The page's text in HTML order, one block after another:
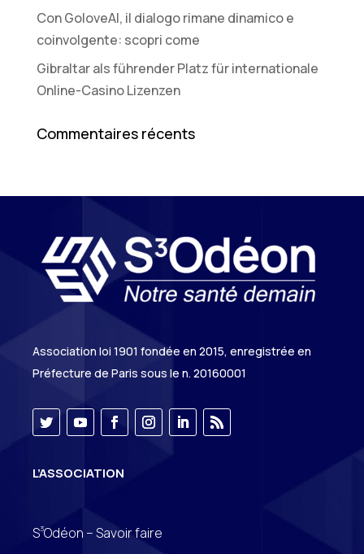
Con GoloveAI, il dialogo rimane dinamico e
coinvolgente: scopri come
Gibraltar als führender Platz für internationale
Online-Casino Lizenzen
Commentaires récents
Association loi 1901 fondée en 2015, enregistrée en
Préfecture de Paris sous le n. 20160001
L’ASSOCIATION
S3Odéon – Savoir faire